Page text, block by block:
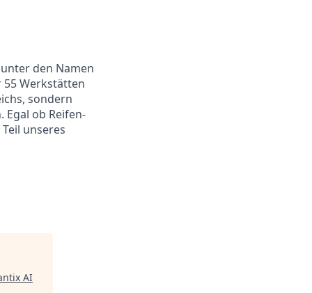
den Namen
55 Werkstätten
sondern
ob Reifen-
unseres
AI